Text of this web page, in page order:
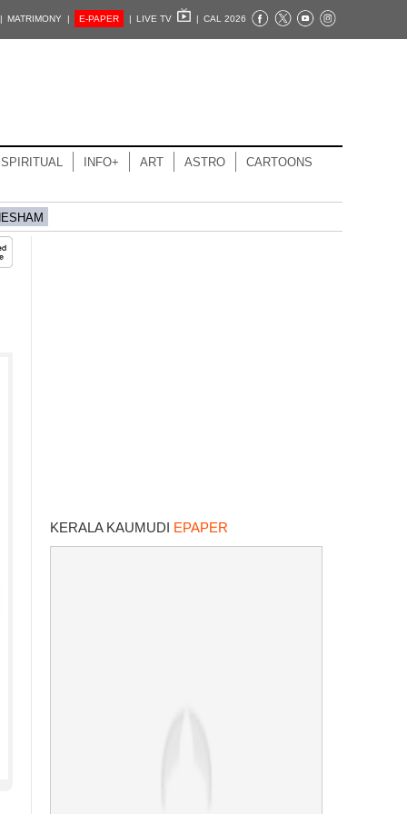
MATRIMONY | E-PAPER | LIVE TV | CAL 2026
SPIRITUAL INFO+ ART ASTRO CARTOONS
KERALA KAUMUDI EPAPER